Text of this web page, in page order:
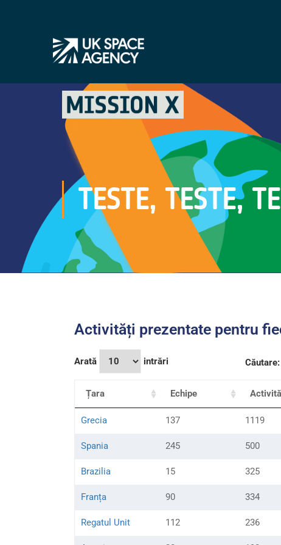
TESTE, TESTE,
Activități prezentate pentru
Arată intrări Căutare:
Țara Echipe
Grecia 137 1119
Spania 245 500
Brazilia 15 325
Franța 90 334
Regatul Unit 112 236